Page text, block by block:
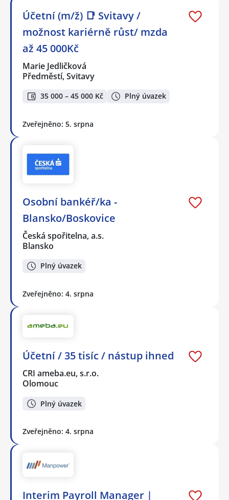
Účetní (m/ž) 📑 Svitavy /
možnost kariérně růst/ mzda
až 45 000Kč
Marie Jedličková
Předměstí, Svitavy
35 000 – 45 000 Kč Plný úvazek
Zveřejněno: 5. srpna
Osobní bankéř/ka -
Blansko/Boskovice
Česká spořitelna, a.s.
Blansko
Plný úvazek
Zveřejněno: 4. srpna
Účetní / 35 tisíc / nástup ihned
CRI ameba.eu, s.r.o.
Olomouc
Plný úvazek
Zveřejněno: 4. srpna
Interim Payroll Manager |